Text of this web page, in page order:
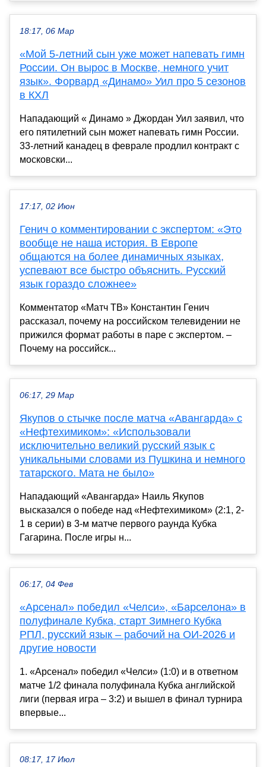
18:17, 06 Мар
«Мой 5-летний сын уже может напевать гимн
России. Он вырос в Москве, немного учит
язык». Форвард «Динамо» Уил про 5 сезонов
в КХЛ
Нападающий « Динамо » Джордан Уил заявил, что
его пятилетний сын может напевать гимн России.
33-летний канадец в феврале продлил контракт с
московски...
17:17, 02 Июн
Генич о комментировании с экспертом: «Это
вообще не наша история. В Европе
общаются на более динамичных языках,
успевают все быстро объяснить. Русский
язык гораздо сложнее»
Комментатор «Матч ТВ» Константин Генич
рассказал, почему на российском телевидении не
прижился формат работы в паре с экспертом. –
Почему на российск...
06:17, 29 Мар
Якупов о стычке после матча «Авангарда» с
«Нефтехимиком»: «Использовали
исключительно великий русский язык с
уникальными словами из Пушкина и немного
татарского. Мата не было»
Нападающий «Авангарда» Наиль Якупов
высказался о победе над «Нефтехимиком» (2:1, 2-
1 в серии) в 3-м матче первого раунда Кубка
Гагарина. После игры н...
06:17, 04 Фев
«Арсенал» победил «Челси», «Барселона» в
полуфинале Кубка, старт Зимнего Кубка
РПЛ, русский язык – рабочий на ОИ-2026 и
другие новости
1. «Арсенал» победил «Челси» (1:0) и в ответном
матче 1/2 финала полуфинала Кубка английской
лиги (первая игра – 3:2) и вышел в финал турнира
впервые...
08:17, 17 Июл